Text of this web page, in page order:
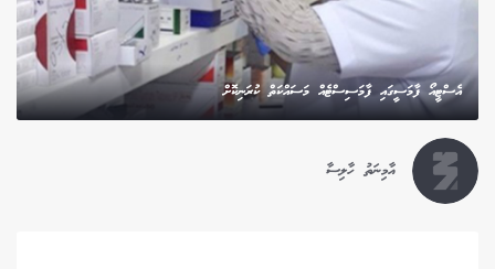
އެސްޓީއޯ ފާމަސީގައި ފާމަސިސްޓެއް މަސައްކަތް ކުރަނިކޮށް
އާމިނަތު ހާލިސާ